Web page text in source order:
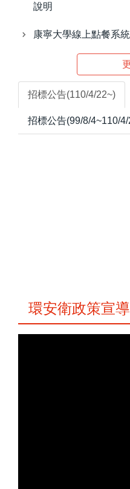
說明
康寧大學線上點餐系
招標公告(110/4/22~)
招標公告(99/8/4~110/
環安衛政策宣導